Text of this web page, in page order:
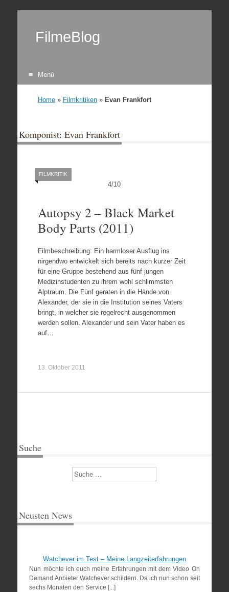
FilmeBlog
Menü
Home» Filmkritiken» Evan Frankfort
Komponist: Evan Frankfort
4/10
FILMKRITIK
Autopsy 2 – Black Market
Body Parts (2011)
Filmbeschreibung: Ein harmloser Ausflug ins
nirgendwo entwickelt sich bereits nach kurzer Zeit
für eine Gruppe bestehend aus fünf jungen
Medizinstudenten zu ihrem wohl schlimmsten
Alptraum. Die Fünf geraten in die Hände von
Alexander, der sie in die Institution seines Vaters
bringt, in welcher sie regelrecht ausgenommen
werden sollen. Alexander und sein Vater haben es
auf…
13. Oktober 2011
Suche
Suchen
Neusten News
Watchever im Test – Meine Langzeiterfahrungen
Nun möchte ich euch meine Erfahrungen mit dem Video On
Demand Anbieter Watchever schildern. Da ich nun schon seit
sechs Monaten den Service [...]